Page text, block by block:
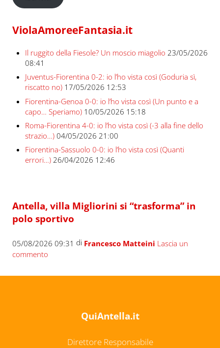
ViolaAmoreeFantasia.it
Il ruggito della Fiesole? Un moscio miagolio 23/05/2026
08:41
Juventus-Fiorentina 0-2: io l’ho vista così (Goduria sì,
riscatto no) 17/05/2026 12:53
Fiorentina-Genoa 0-0: io l’ho vista così (Un punto e a
capo… Speriamo) 10/05/2026 15:18
Roma-Fiorentina 4-0: io l’ho vista così (-3 alla fine dello
strazio…) 04/05/2026 21:00
Fiorentina-Sassuolo 0-0: io l’ho vista così (Quanti
errori…) 26/04/2026 12:46
Antella, villa Migliorini si “trasforma” in
polo sportivo
05/08/2026 09:31 di Francesco Matteini Lascia un
commento
QuiAntella.it
Direttore Responsabile